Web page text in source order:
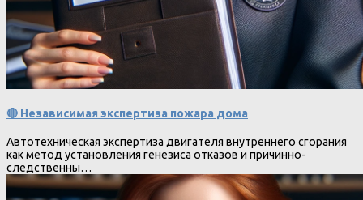
🔴 Независимая экспертиза пожара дома
Автотехническая экспертиза двигателя внутреннего сгорания
как метод установления генезиса отказов и причинно-
следственны…